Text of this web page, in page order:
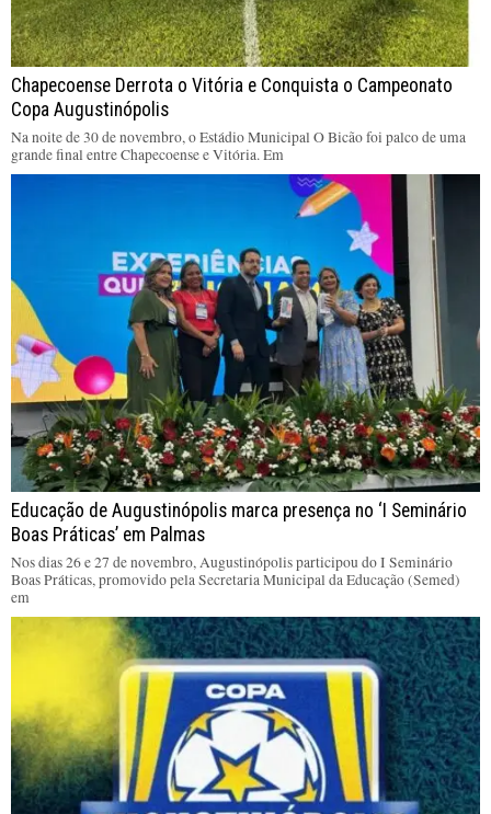
Chapecoense Derrota o Vitória e Conquista o Campeonato
Copa Augustinópolis
Na noite de 30 de novembro, o Estádio Municipal O Bicão foi palco de uma
grande final entre Chapecoense e Vitória. Em
Educação de Augustinópolis marca presença no ‘I Seminário
Boas Práticas’ em Palmas
Nos dias 26 e 27 de novembro, Augustinópolis participou do I Seminário
Boas Práticas, promovido pela Secretaria Municipal da Educação (Semed)
em